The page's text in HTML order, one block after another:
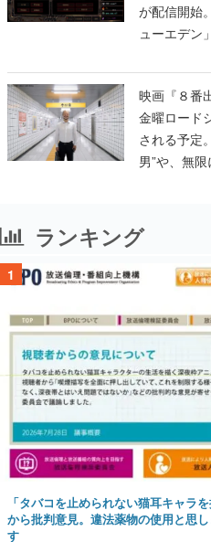
が配信開始
ューエデン
人間を増
映画『８番
金曜ロード
される予定
男”や、無
ランキング
1
「タバコを止められない猫耳キャラ
から批判意見。違法薬物の使用と思
す